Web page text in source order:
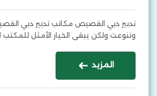
تدبير دبي القصيص مكاتب تدبير دبي
وتنوعت ولكن يبقى الخيار الأمثل للمكتب
المزيد